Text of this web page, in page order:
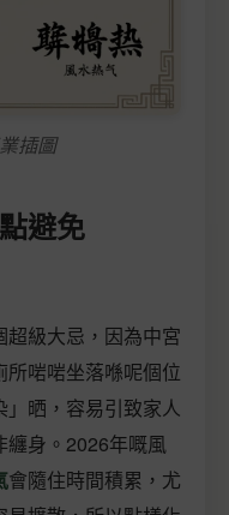
插圖
避免
超級大忌，因為中宮
啱啱坐落喺呢個位
晒，容易引致家人
纏身。2026年嘅風
會隨住時間積累，尤